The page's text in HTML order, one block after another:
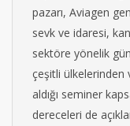
pazarı, Aviagen
sevk ve idaresi,
sektöre yönelik
çeşitli ülkelerinden
aldığı seminer
dereceleri de